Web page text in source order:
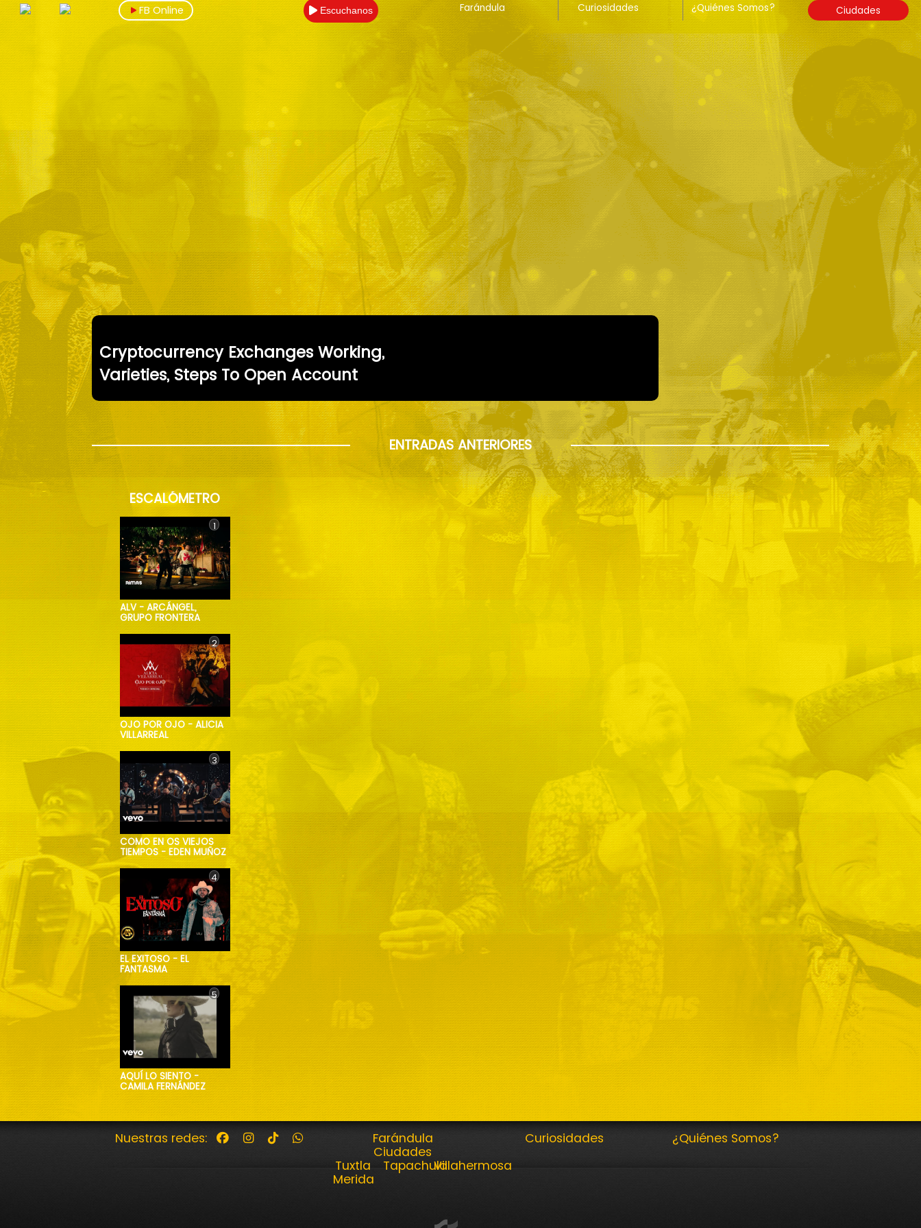
FB Online Escuchanos Farándula Curiosidades ¿Quiénes Somos? Ciudades
Cryptocurrency Exchanges Working,
Varieties, Steps To Open Account
ENTRADAS ANTERIORES
ESCALÓMETRO
ALV - ARCÁNGEL,
GRUPO FRONTERA
1
OJO POR OJO - ALICIA
VILLARREAL
2
COMO EN OS VIEJOS
TIEMPOS - EDEN MUÑOZ
3
EL EXITOSO - EL
FANTASMA
4
AQUÍ LO SIENTO -
CAMILA FERNÁNDEZ
5
Nuestras redes: Farándula Curiosidades
¿Quiénes Somos?
Ciudades
Tuxtla
TapachulaVillahermosa
Merida